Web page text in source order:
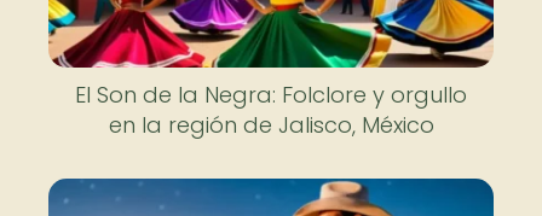
El Son de la Negra: Folclore y orgullo
en la región de Jalisco, México